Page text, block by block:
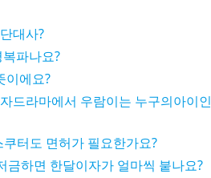
대사?
파나요?
이에요?
드라마에서 우람이는 누구의아이인
터도 면허가 필요한가요?
금하면 한달이자가 얼마씩 붙나요?